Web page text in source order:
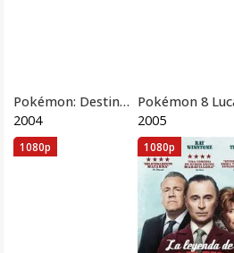
Pokémon: Destino Deoxys
2004 2005
1080p 1080p